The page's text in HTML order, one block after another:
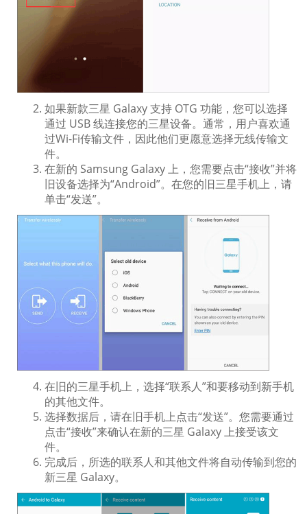
如果新款三星 Galaxy 支持 OTG 功能，您可以选择
通过 USB 线连接您的三星设备。通常，用户喜欢通
过Wi-Fi传输文件，因此他们更愿意选择无线传输文
件。
在新的 Samsung Galaxy 上，您需要点击“接收”并将
旧设备选择为“Android”。在您的旧三星手机上，请
单击“发送”。
在旧的三星手机上，选择“联系人”和要移动到新手机
的其他文件。
选择数据后，请在旧手机上点击“发送”。您需要通过
点击“接收”来确认在新的三星 Galaxy 上接受该文
件。
完成后，所选的联系人和其他文件将自动传输到您的
新三星 Galaxy。